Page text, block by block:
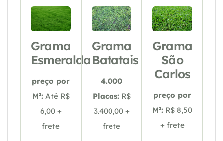
Grama
Esmeralda
preço por
M²: Até R$
6,00 +
frete
Grama
Batatais
4.000
Placas: R$
3.400,00 +
frete
Grama
São
Carlos
preço por
M²: R$ 8,50
+ frete